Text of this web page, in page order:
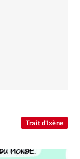
Trait d'Ixène